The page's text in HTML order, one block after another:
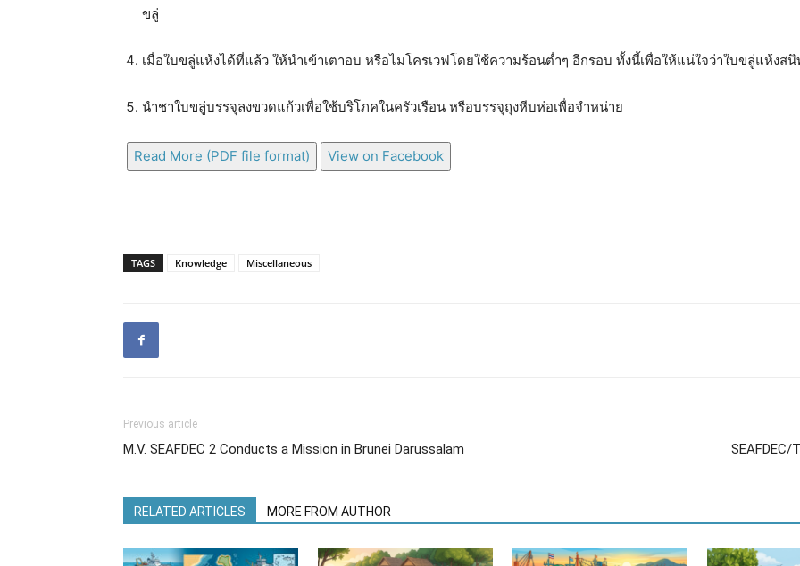
ขลู่
เมื่อใบขลู่แห้งได้ที่แล้ว ให้นำเข้าเตาอบ หรือไมโครเวฟโดยใช้ความร้อนต่ำๆ อีกรอบ ทั้งนี้เพื่อให้แน่ใจว่าใบขลู่แห้งสนิ
นำชาใบขลู่บรรจุลงขวดแก้วเพื่อใช้บริโภคในครัวเรือน หรือบรรจุถุงหีบห่อเพื่อจำหน่าย
Read More (PDF file format) View on Facebook
TAGS Knowledge Miscellaneous
Previous article
M.V. SEAFDEC 2 Conducts a Mission in Brunei Darussalam
RELATED ARTICLES MORE FROM AUTHOR